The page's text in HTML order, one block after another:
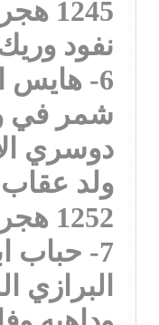
نفود
6- هايس
شمر في
دوسري
ولد
1252 هجري .
7- حباب
البرازي